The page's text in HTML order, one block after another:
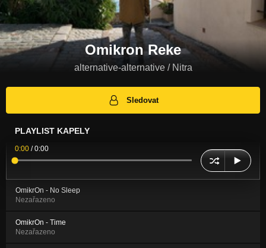
Omikron Reke
alternative-alternative / Nitra
Sledovat
PLAYLIST KAPELY
0:00 /0:00
OmikrOn - No Sleep
Nezařazeno
OmikrOn - Time
Nezařazeno